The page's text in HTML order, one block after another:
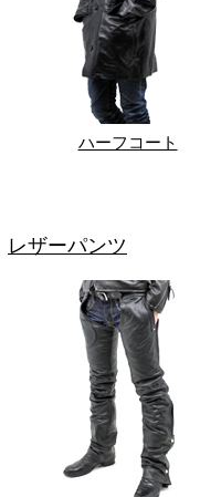
ハーフコート
レザーパンツ